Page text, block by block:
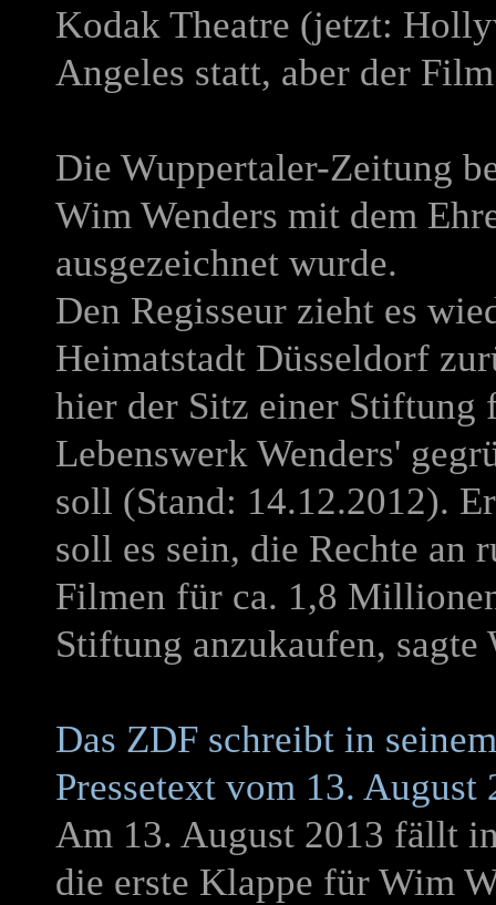
Kodak Theatre (jetzt:
Angeles statt, aber der
Die Wuppertaler-Zeitung
Wim Wenders mit dem
ausgezeichnet wurde.
Den Regisseur zieht es
Heimatstadt Düsseldorf
hier der Sitz einer Stiftung
Lebenswerk Wenders'
soll (Stand: 14.12.2012).
soll es sein, die Rechte an
Filmen für ca. 1,8
Stiftung anzukaufen, sagte
Das ZDF schreibt in
Pressetext vom 13. August
Am 13. August 2013 fällt
die erste Klappe für Wim